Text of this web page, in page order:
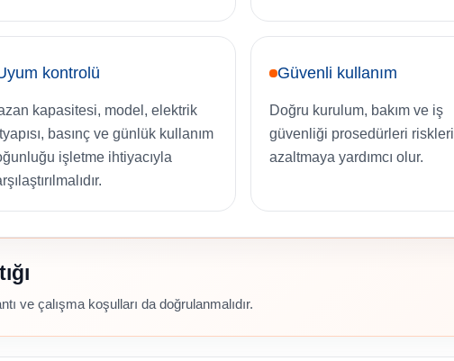
kontrolü
kapasitesi, model, elektrik
basınç ve günlük kullanım
işletme ihtiyacıyla
Güvenli kullanım
Doğru kurulum, bakım ve iş
güvenliği prosedürleri riskleri
azaltmaya yardımcı olur.
ve çalışma koşulları da doğrulanmalıdır.